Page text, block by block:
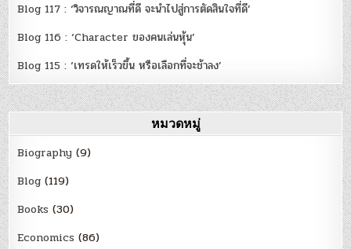
Blog 117 : ‘วิจารณญาณที่ดี จะนำไปสู่การตัดสินใจที่ดี’
Blog 116 : ‘Character ของคนเล่นหุ้น’
Blog 115 : ‘เทรดให้เร็วขึ้น หรือเลือกที่จะช้าลง’
หมวดหมู่
Biography (9)
Blog (119)
Books (30)
Economics (86)